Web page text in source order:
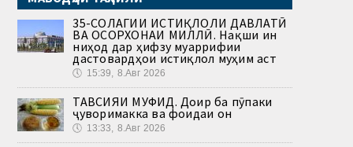
35-СОЛАГИИ ИСТИҚЛОЛИ ДАВЛАТӢ
ВА ОСОРХОНАИ МИЛЛӢ. Нақши ин
ниҳод дар ҳифзу муаррифии
дастовардҳои истиқлол муҳим аст
🕔 15:39, 8.Авг 2026
ТАВСИЯИ МУФИД. Доир ба пӯпаки
ҷуворимакка ва фоидаи он
🕔 13:33, 8.Авг 2026